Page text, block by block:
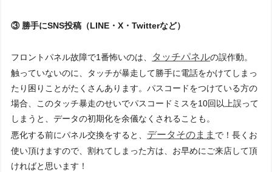
③ 勝手にSNS投稿（LINE・X・Twitterなど）
フロントパネル故障で1番怖いのは、 タッチパネルの誤作動。
触っていないのに、タッチが暴走して勝手に電話をかけてしまっ
たり困りことがたくさんあります。パスコードをつけている方の
場合、このタッチ暴走のせいでパスコードミスを10回以上誤って
しまうと、データの初期化を余儀なくされることも。
悪化する前にパネル交換をすると、 データそのまま で！長くお
使い頂けますので、割れてしまった方は、お早めにご来店して頂
ければと思います！